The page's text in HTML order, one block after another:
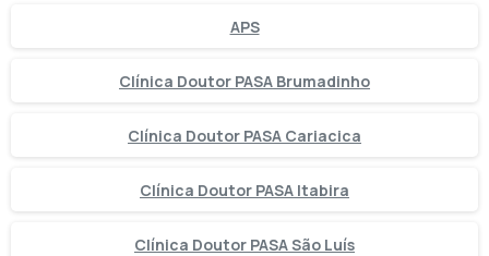
APS
Clínica Doutor PASA Brumadinho
Clínica Doutor PASA Cariacica
Clínica Doutor PASA Itabira
Clínica Doutor PASA São Luís